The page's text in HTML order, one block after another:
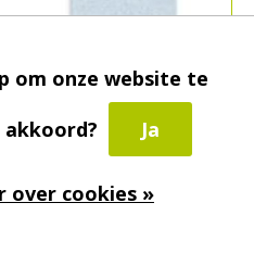
om onze website te
Ja
over cookies »